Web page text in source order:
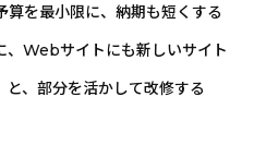
算を最小限に、納期も短くする
、Webサイトにも新しいサイト
、部分を活かして改修する